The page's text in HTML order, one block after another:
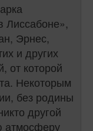
Лиссабоне»,
Эрнес,
и других
от которой
Некоторым
без родины
другой
атмосферу